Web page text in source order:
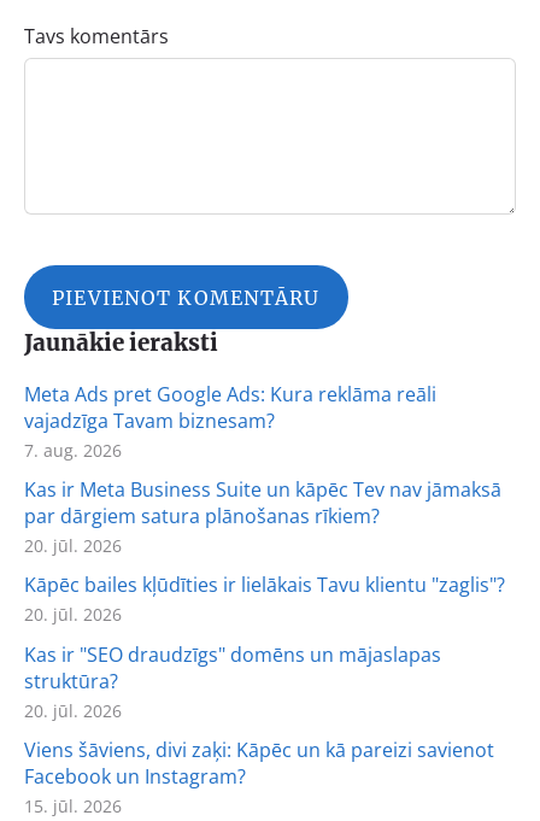
Jaunākie ieraksti
Meta Ads pret Google Ads: Kura reklāma reāli
vajadzīga Tavam biznesam?
7. aug. 2026
Kas ir Meta Business Suite un kāpēc Tev nav jāmaksā
par dārgiem satura plānošanas rīkiem?
20. jūl. 2026
Kāpēc bailes kļūdīties ir lielākais Tavu klientu "zaglis"?
20. jūl. 2026
Kas ir "SEO draudzīgs" domēns un mājaslapas
struktūra?
20. jūl. 2026
Viens šāviens, divi zaķi: Kāpēc un kā pareizi savienot
Facebook un Instagram?
15. jūl. 2026
Tavs komentārs